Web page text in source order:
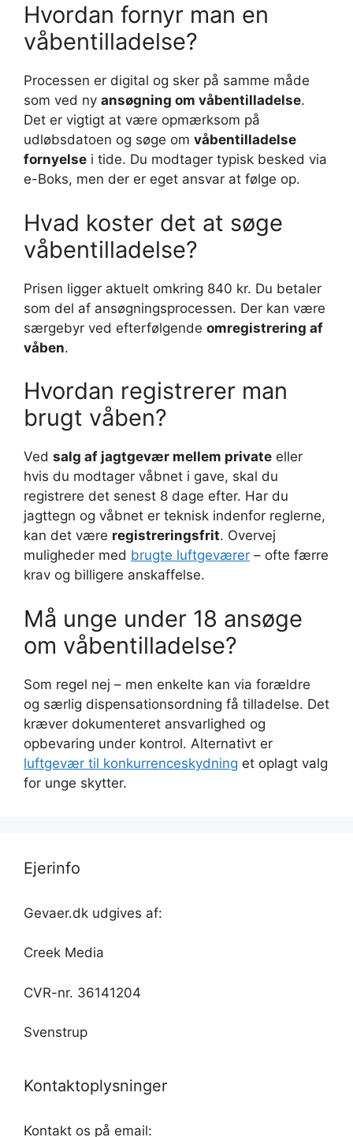
Hvordan fornyr man en
våbentilladelse?
Processen er digital og sker på samme måde
som ved ny ansøgning om våbentilladelse.
Det er vigtigt at være opmærksom på
udløbsdatoen og søge om våbentilladelse
fornyelse i tide. Du modtager typisk besked via
e-Boks, men der er eget ansvar at følge op.
Hvad koster det at søge
våbentilladelse?
Prisen ligger aktuelt omkring 840 kr. Du betaler
som del af ansøgningsprocessen. Der kan være
særgebyr ved efterfølgende omregistrering af
våben.
Hvordan registrerer man
brugt våben?
Ved salg af jagtgevær mellem private eller
hvis du modtager våbnet i gave, skal du
registrere det senest 8 dage efter. Har du
jagttegn og våbnet er teknisk indenfor reglerne,
kan det være registreringsfrit. Overvej
muligheder med brugte luftgeværer – ofte færre
krav og billigere anskaffelse.
Må unge under 18 ansøge
om våbentilladelse?
Som regel nej – men enkelte kan via forældre
og særlig dispensationsordning få tilladelse. Det
kræver dokumenteret ansvarlighed og
opbevaring under kontrol. Alternativt er
luftgevær til konkurrenceskydning et oplagt valg
for unge skytter.
Ejerinfo
Gevaer.dk udgives af:
Creek Media
CVR-nr. 36141204
Svenstrup
Kontaktoplysninger
Kontakt os på email: